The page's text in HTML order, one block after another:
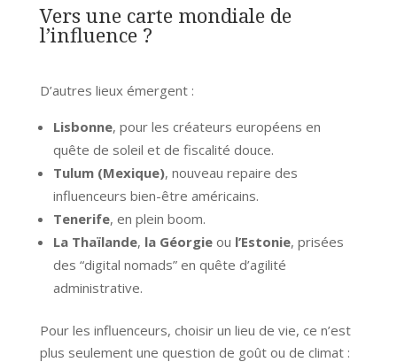
Vers une carte mondiale de
l’influence ?
D’autres lieux émergent :
Lisbonne, pour les créateurs européens en
quête de soleil et de fiscalité douce.
Tulum (Mexique), nouveau repaire des
influenceurs bien-être américains.
Tenerife, en plein boom.
La Thaïlande, la Géorgieou l’Estonie, prisées
des “digital nomads” en quête d’agilité
administrative.
Pour les influenceurs, choisir un lieu de vie, ce n’est
plus seulement une question de goût ou de climat :